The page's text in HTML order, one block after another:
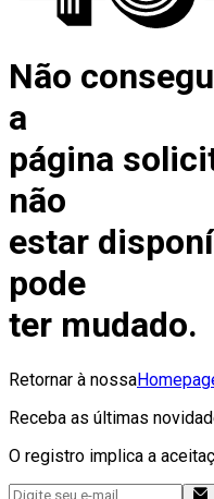
Não
a
página
não
estar
pode
ter mudado.
Retornar à nossa
Receba as últimas
O registro implica a